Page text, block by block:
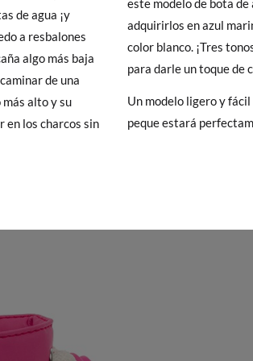
de agua ¡y
a resbalones
algo más baja
de una
más alto y su
en los charcos sin
este modelo de bota de
adquirirlos en azul
color blanco. ¡Tres
para darle un toque de
Un modelo ligero y
peque estará
sólo tienes que entrar en la sección
Cambios
equipo Atención al Cliente se
en unos pocos días!
Devolución, también serán gratuitas, ¡no
del párrafo anterior y nos encargamos de
12,7 13,3